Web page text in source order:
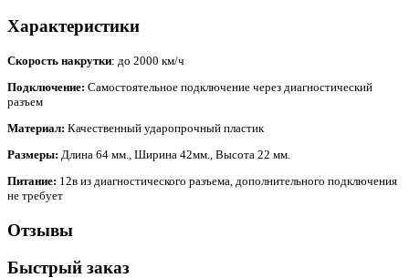
Характеристики
Скорость накрутки: до 2000 км/ч
Подключение: Самостоятельное подключение через диагностический
разъем
Материал: Качественный ударопрочный пластик
Размеры: Длина 64 мм., Ширина 42мм., Высота 22 мм.
Питание: 12в из диагностического разъема, дополнительного подключения
не требует
Отзывы
Быстрый заказ